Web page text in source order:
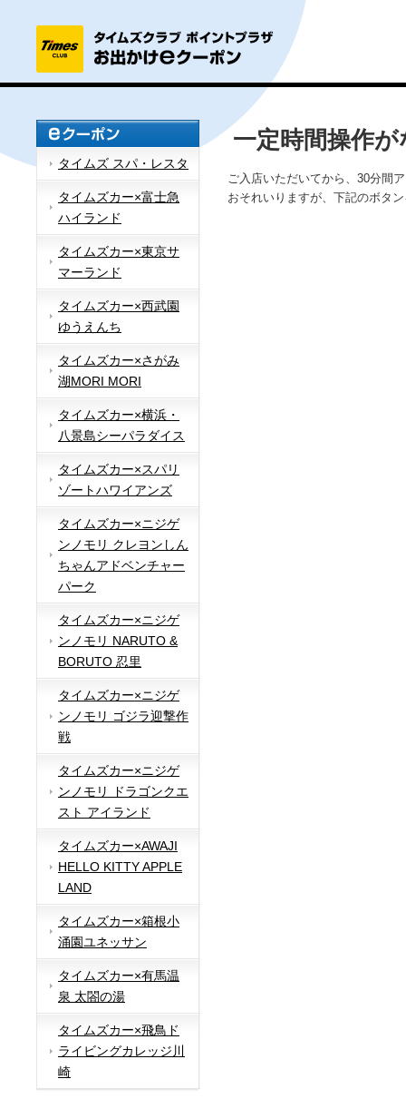
タイムズ スパ・レスタ
タイムズカー×富士急
ハイランド
タイムズカー×東京サ
マーランド
タイムズカー×西武園
ゆうえんち
タイムズカー×さがみ
湖MORI MORI
タイムズカー×横浜・
八景島シーパラダイス
タイムズカー×スパリ
ゾートハワイアンズ
タイムズカー×ニジゲ
ンノモリ クレヨンしん
ちゃんアドベンチャー
パーク
タイムズカー×ニジゲ
ンノモリ NARUTO &
BORUTO 忍里
タイムズカー×ニジゲ
ンノモリ ゴジラ迎撃作
戦
タイムズカー×ニジゲ
ンノモリ ドラゴンクエ
スト アイランド
タイムズカー×AWAJI
HELLO KITTY APPLE
LAND
タイムズカー×箱根小
涌園ユネッサン
タイムズカー×有馬温
泉 太閤の湯
タイムズカー×飛鳥ド
ライビングカレッジ川
崎
一定時間操作
ご入店いただいてから、30分間
おそれいりますが、下記のボタ